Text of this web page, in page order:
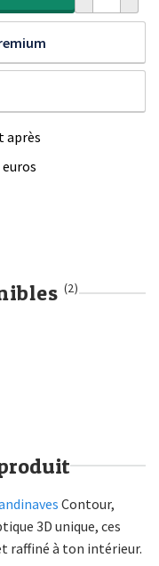
après
(2)
Contour,
3D unique, ces
raffiné à ton intérieur.